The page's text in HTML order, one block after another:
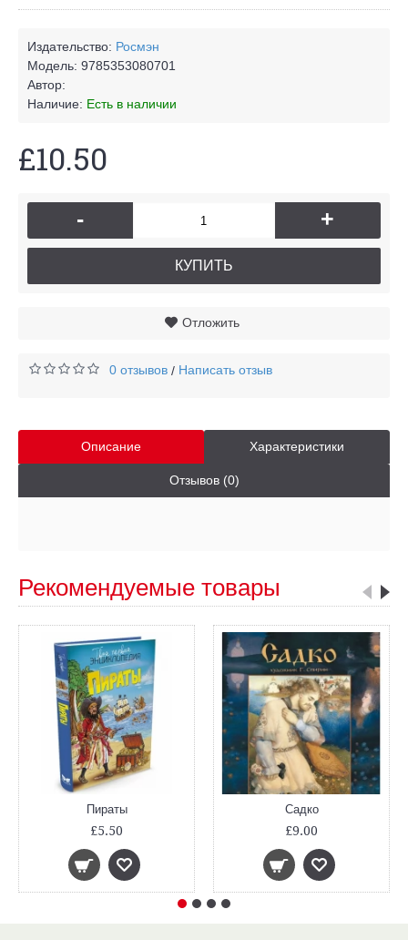
Издательство: Росмэн
Модель: 9785353080701
Автор:
Наличие: Есть в наличии
£10.50
- +
КУПИТЬ
Отложить
0 отзывов / Написать отзыв
Описание Характеристики
Отзывов (0)
Рекомендуемые товары
Пираты
£5.50
Садко
£9.00